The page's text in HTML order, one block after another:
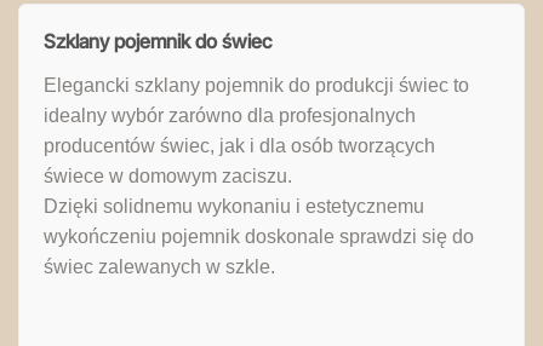
Szklany pojemnik do świec
Elegancki szklany pojemnik do produkcji świec to
idealny wybór zarówno dla profesjonalnych
producentów świec, jak i dla osób tworzących
świece w domowym zaciszu.
Dzięki solidnemu wykonaniu i estetycznemu
wykończeniu pojemnik doskonale sprawdzi się do
świec zalewanych w szkle.